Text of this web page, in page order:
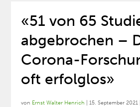
«51 von 65
abgebrochen –
Corona-
oft erfolglos»
von Ernst Walter Henrich |15. September 2021